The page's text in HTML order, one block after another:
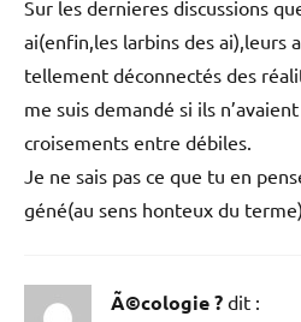
Sur les dernieres discussions
ai(enfin,les larbins des ai),leurs
tellement déconnectés des
me suis demandé si ils
croisements entre débiles.
Je ne sais pas ce que tu en
géné(au sens honteux du
Ã©cologie ? dit :